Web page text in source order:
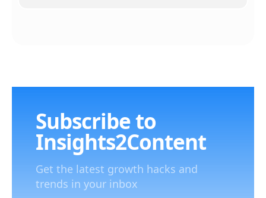
Subscribe to
Insights2Content
Get the latest growth hacks and
trends in your inbox